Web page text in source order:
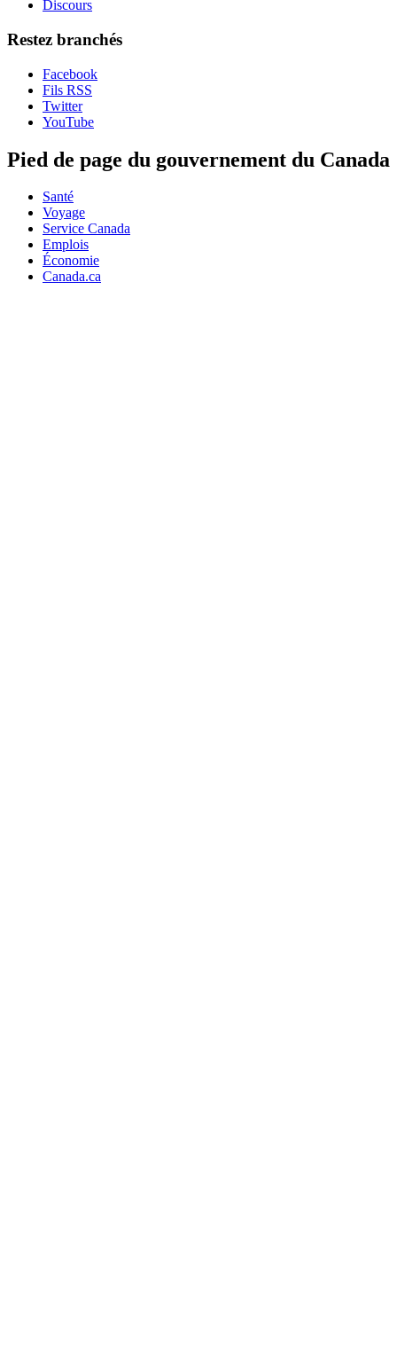
Discours
Restez branchés
Facebook
Fils RSS
Twitter
YouTube
Pied de page du gouvernement du Canada
Santé
Voyage
Service Canada
Emplois
Économie
Canada.ca